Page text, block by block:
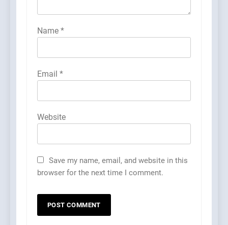
Name *
Email *
Website
Save my name, email, and website in this
browser for the next time I comment.